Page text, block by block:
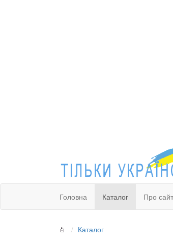
Головна Каталог Про сайт
Каталог